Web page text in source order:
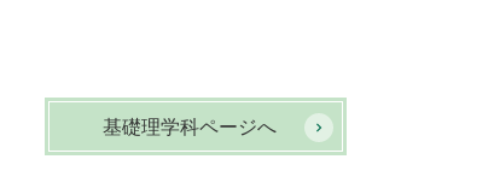
基礎理学科ページへ